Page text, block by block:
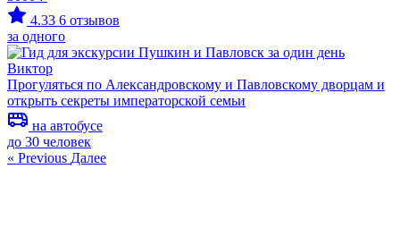
4.33 6 отзывов
за одного
Виктор
Прогуляться по Александровскому и Павловскому дворцам и
открыть секреты императорской семьи
на автобусе
до 30 человек
« Previous Далее